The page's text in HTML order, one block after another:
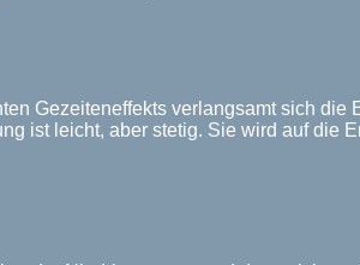
Gezeiteneffekts verlangsamt sich
ist leicht, aber stetig. Sie wird auf die